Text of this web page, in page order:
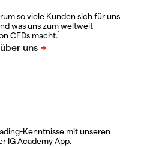
so viele Kunden sich für uns
was uns zum weltweit
CFDs macht.1
Kenntnisse mit unseren
IG Academy App.